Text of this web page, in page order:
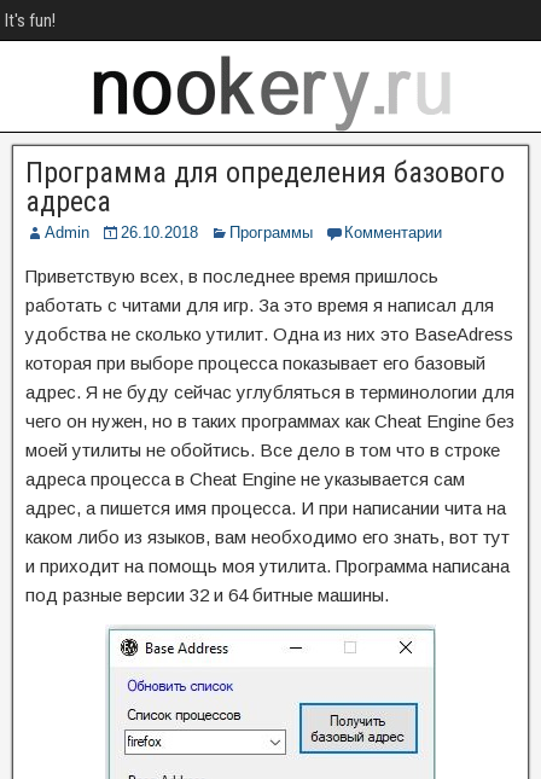
It's fun!
Программа для определения базового
адреса
Admin 26.10.2018 Программы Комментарии
Приветствую всех, в последнее время пришлось
работать с читами для игр. За это время я написал для
удобства не сколько утилит. Одна из них это BaseAdress
которая при выборе процесса показывает его базовый
адрес. Я не буду сейчас углубляться в терминологии для
чего он нужен, но в таких программах как Cheat Engine без
моей утилиты не обойтись. Все дело в том что в строке
адреса процесса в Cheat Engine не указывается сам
адрес, а пишется имя процесса. И при написании чита на
каком либо из языков, вам необходимо его знать, вот тут
и приходит на помощь моя утилита. Программа написана
под разные версии 32 и 64 битные машины.